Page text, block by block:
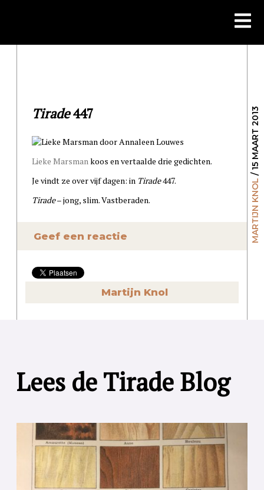
MARTIJN KNOL
/ 15 MAART 2013
Tirade447
Lieke Marsmankoos en vertaalde drie gedichten.
Je vindt ze over vijf dagen: in Tirade447.
Tirade– jong, slim. Vastberaden.
Geef een reactie
Martijn Knol
Lees de Tirade Blog